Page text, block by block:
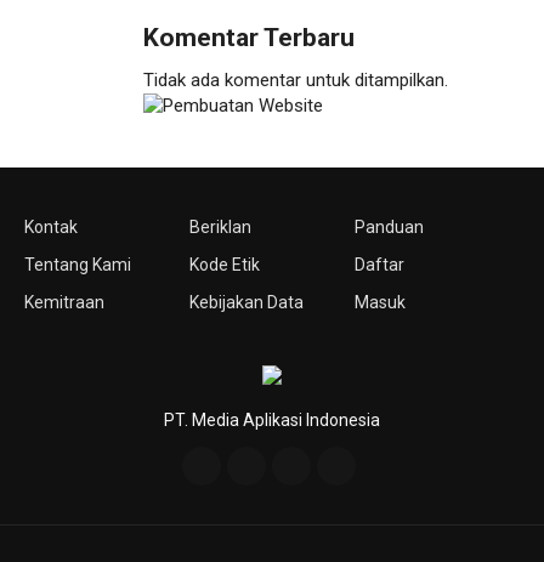
Komentar Terbaru
Tidak ada komentar untuk ditampilkan.
Kontak
Tentang Kami
Kemitraan
Beriklan
Kode Etik
Kebijakan Data
Panduan
Daftar
Masuk
PT. Media Aplikasi Indonesia